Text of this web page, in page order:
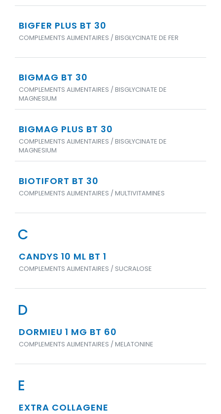
BIGFER PLUS BT 30
COMPLEMENTS ALIMENTAIRES / BISGLYCINATE DE FER
BIGMAG BT 30
COMPLEMENTS ALIMENTAIRES / BISGLYCINATE DE
MAGNESIUM
BIGMAG PLUS BT 30
COMPLEMENTS ALIMENTAIRES / BISGLYCINATE DE
MAGNESIUM
BIOTIFORT BT 30
COMPLEMENTS ALIMENTAIRES / MULTIVITAMINES
C
CANDYS 10 ML BT 1
COMPLEMENTS ALIMENTAIRES / SUCRALOSE
D
DORMIEU 1 MG BT 60
COMPLEMENTS ALIMENTAIRES / MELATONINE
E
EXTRA COLLAGENE